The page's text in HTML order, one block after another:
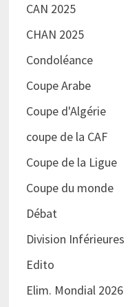
CAN 2025
CHAN 2025
Condoléance
Coupe Arabe
Coupe d'Algérie
coupe de la CAF
Coupe de la Ligue
Coupe du monde
Débat
Division Inférieures
Edito
Elim. Mondial 2026